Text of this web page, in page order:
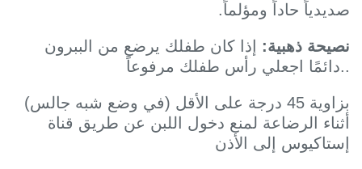
حاداً ومؤلماً.
ذهبية:إذا كان طفلك يرضع من الببرون
اجعلي رأس طفلك مرفوعاً
بزاوية 45 درجة على الأقل (في وضع شبه جالس)
الرضاعة لمنع دخول اللبن عن طريق قناة
إلى الأذن